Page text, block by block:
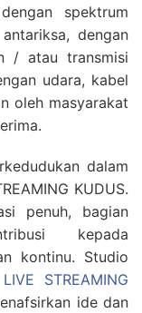
spektrum
dengan
/ atau transmisi
udara, kabel
oleh masyarakat
dalam
KUDUS.
penuh, bagian
kepada
kontinu. Studio
LIVE STREAMING
ide dan